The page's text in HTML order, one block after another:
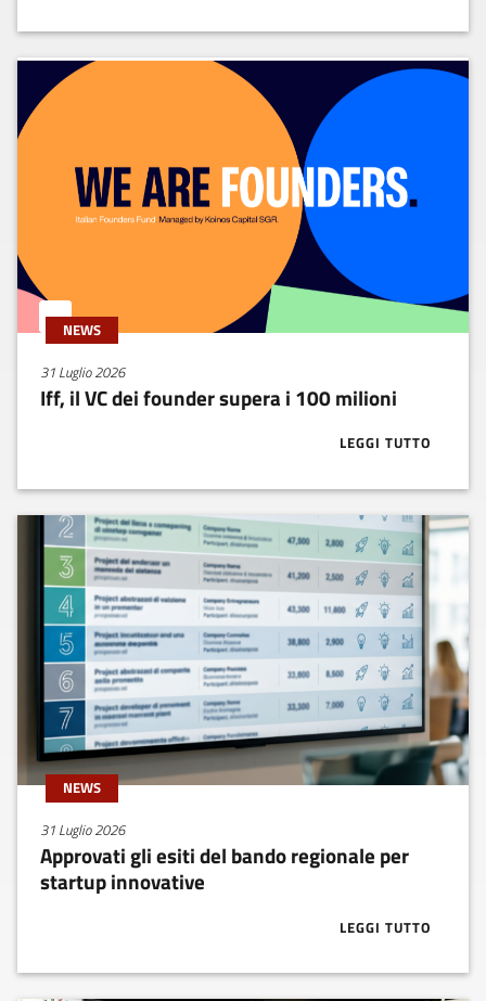
NEWS
31 Luglio 2026
Iff, il VC dei founder supera i 100 milioni
LEGGI TUTTOABOUT IFF, IL
NEWS
31 Luglio 2026
Approvati gli esiti del bando regionale per
startup innovative
LEGGI TUTTO
ABOUT